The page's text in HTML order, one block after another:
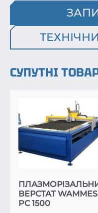
СУПУТНІ
ВЕРСТАТ WAMMES
PC 1500